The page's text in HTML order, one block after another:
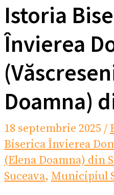
Istoria
Învierea
Doamna)
18 septembrie 2025 /
Biserica Învierea
(Elena Doamna) din
Suceava, Municipiul